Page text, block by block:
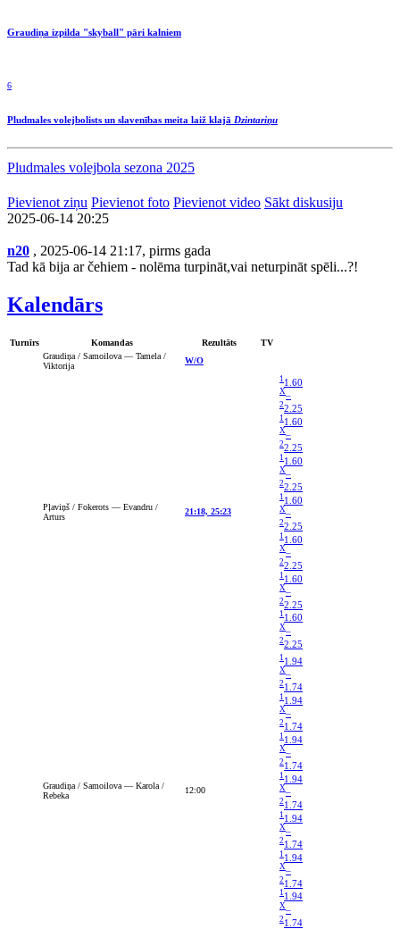
Graudiņa izpilda "skyball" pāri kalniem
6
Pludmales volejbolists un slavenības meita laiž klajā Dzintariņu
Pludmales volejbola sezona 2025
Pievienot ziņu Pievienot foto Pievienot video Sākt diskusiju
2025-06-14 20:25
n20 , 2025-06-14 21:17, pirms gada
Tad kā bija ar čehiem - nolēma turpināt,vai neturpināt spēli...?!
Kalendārs
Turnīrs Komandas Rezultāts
TV
Graudiņa / Samoilova — Tamela /
Viktorija
W/O
Pļaviņš / Fokerots — Evandru /
Arturs
21:18, 25:23
1 1.60
X–
22.25
1 1.60
X–
22.25
1 1.60
X–
22.25
1 1.60
X–
22.25
1 1.60
X–
22.25
1 1.60
X–
22.25
1 1.60
X–
22.25
Graudiņa / Samoilova — Karola /
Rebeka
12:00
1 1.94
X–
2 1.74
1 1.94
X–
2 1.74
1 1.94
X–
2 1.74
1 1.94
X–
2 1.74
1 1.94
X–
2 1.74
1 1.94
X–
2 1.74
1 1.94
X–
2 1.74